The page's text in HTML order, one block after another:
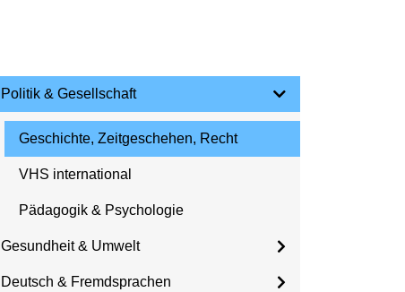
Politik & Gesellschaft
Geschichte, Zeitgeschehen, Recht
VHS international
Pädagogik & Psychologie
Gesundheit & Umwelt
Deutsch & Fremdsprachen